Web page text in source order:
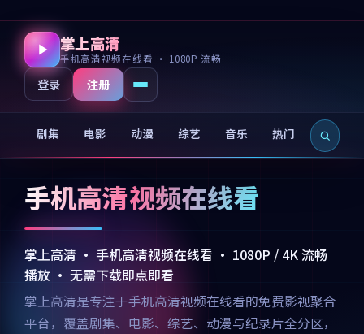
掌上高清
手机高清视频在线看 · 1080P 流畅
登录 注册
剧集 电影 动漫 综艺 音乐 热门 新片
手机高清视频在线看
掌上高清 · 手机高清视频在线看 · 1080P / 4K 流畅
播放 · 无需下载即点即看
掌上高清是专注于手机高清视频在线看的免费影视聚合
平台，覆盖剧集、电影、综艺、动漫与纪录片全分区，